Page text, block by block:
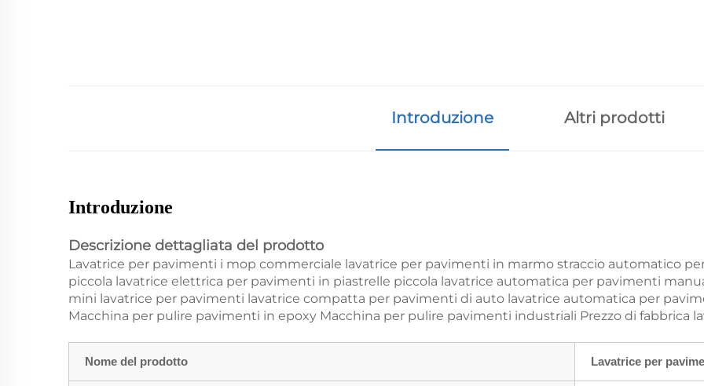
Introduzione Altri prodotti
Introduzione
Descrizione dettagliata del prodotto
Lavatrice per pavimenti i mop commerciale lavatrice per pavimenti in marmo straccio automatico
piccola lavatrice elettrica per pavimenti in piastrelle piccola lavatrice automatica per pavimenti
mini lavatrice per pavimenti lavatrice compatta per pavimenti di auto lavatrice automatica per
Macchina per pulire pavimenti in epoxy Macchina per pulire pavimenti industriali Prezzo di fabbrica
Nome del prodotto Lavatrice per